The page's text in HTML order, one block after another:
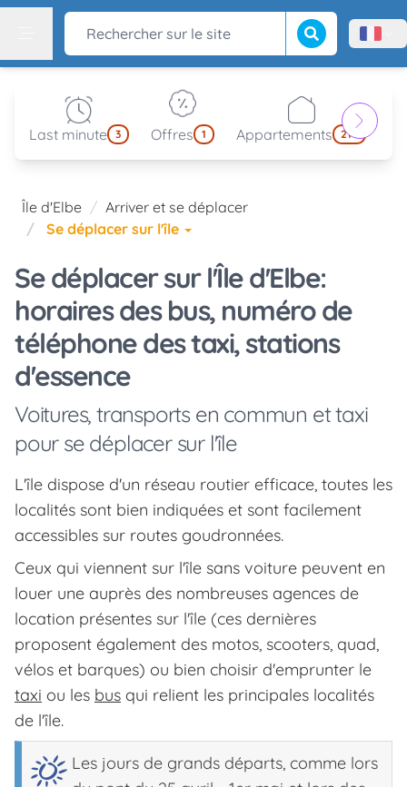
Rechercher sur le site Lancer la Menù
Last minute 3 Offres 1 Appartements 214
Île d'Elbe
Arriver et se déplacer
Se déplacer sur l'île
Se déplacer sur l'Île d'Elbe:
horaires des bus, numéro de
téléphone des taxi, stations
d'essence
Voitures, transports en commun et taxi
pour se déplacer sur l'île
L'île dispose d'un réseau routier efficace, toutes les
localités sont bien indiquées et sont facilement
accessibles sur routes goudronnées.
Ceux qui viennent sur l'île sans voiture peuvent en
louer une auprès des nombreuses agences de
location présentes sur l'île (ces dernières
proposent également des motos, scooters, quad,
vélos et barques) ou bien choisir d'emprunter le
taxi ou les bus qui relient les principales localités
de l'île.
Les jours de grands départs, comme lors